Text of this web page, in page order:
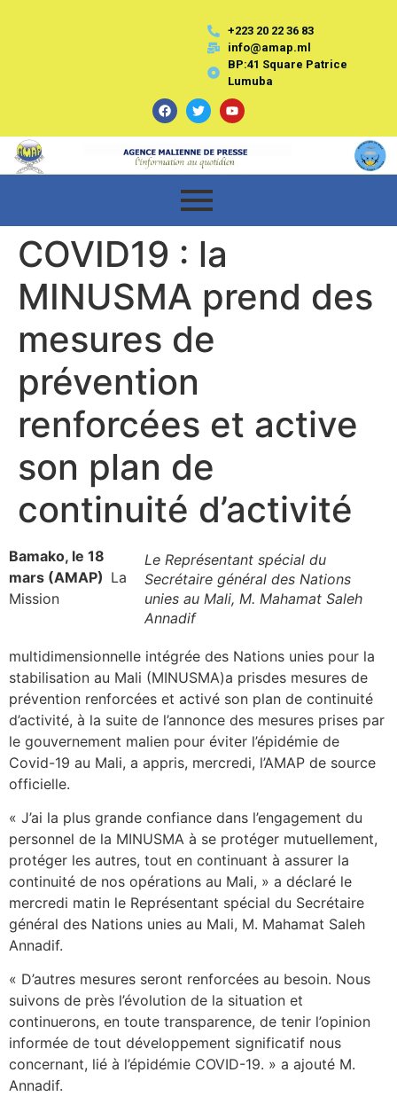
+223 20 22 36 83
info@amap.ml
BP:41 Square Patrice
Lumuba
COVID19 : la
MINUSMA prend des
mesures de
prévention
renforcées et active
son plan de
continuité d’activité
Le Représentant spécial du
Secrétaire général des Nations
unies au Mali, M. Mahamat Saleh
Annadif
Bamako, le 18
mars (AMAP) La
Mission
multidimensionnelle intégrée des Nations unies pour la
stabilisation au Mali (MINUSMA)a prisdes mesures de
prévention renforcées et activé son plan de continuité
d’activité, à la suite de l’annonce des mesures prises par
le gouvernement malien pour éviter l’épidémie de
Covid-19 au Mali, a appris, mercredi, l’AMAP de source
officielle.
« J’ai la plus grande confiance dans l’engagement du
personnel de la MINUSMA à se protéger mutuellement,
protéger les autres, tout en continuant à assurer la
continuité de nos opérations au Mali, » a déclaré le
mercredi matin le Représentant spécial du Secrétaire
général des Nations unies au Mali, M. Mahamat Saleh
Annadif.
« D’autres mesures seront renforcées au besoin. Nous
suivons de près l’évolution de la situation et
continuerons, en toute transparence, de tenir l’opinion
informée de tout développement significatif nous
concernant, lié à l’épidémie COVID-19. » a ajouté M.
Annadif.